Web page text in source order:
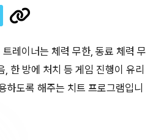
레이너는 체력 무한, 동료 체력 무
, 한 방에 처치 등 게임 진행이 유리
하도록 해주는 치트 프로그램입니